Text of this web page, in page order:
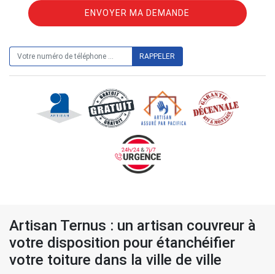
Artisan Ternus : un artisan couvreur à
votre disposition pour étanchéifier
votre toiture dans la ville de ville